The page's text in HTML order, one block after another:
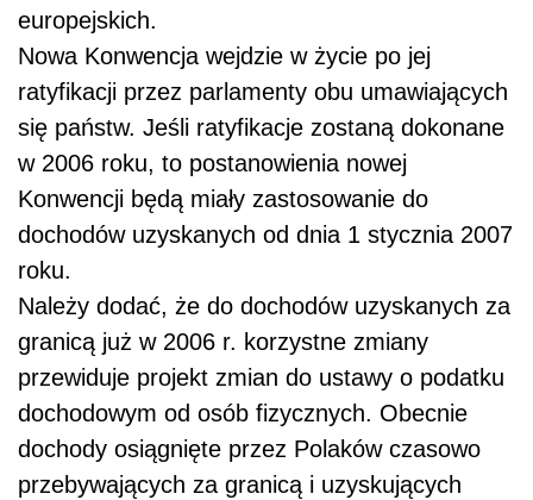
europejskich.
Nowa Konwencja wejdzie w życie po jej
ratyfikacji przez parlamenty obu umawiających
się państw. Jeśli ratyfikacje zostaną dokonane
w 2006 roku, to postanowienia nowej
Konwencji będą miały zastosowanie do
dochodów uzyskanych od dnia 1 stycznia 2007
roku.
Należy dodać, że do dochodów uzyskanych za
granicą już w 2006 r. korzystne zmiany
przewiduje projekt zmian do ustawy o podatku
dochodowym od osób fizycznych. Obecnie
dochody osiągnięte przez Polaków czasowo
przebywających za granicą i uzyskujących